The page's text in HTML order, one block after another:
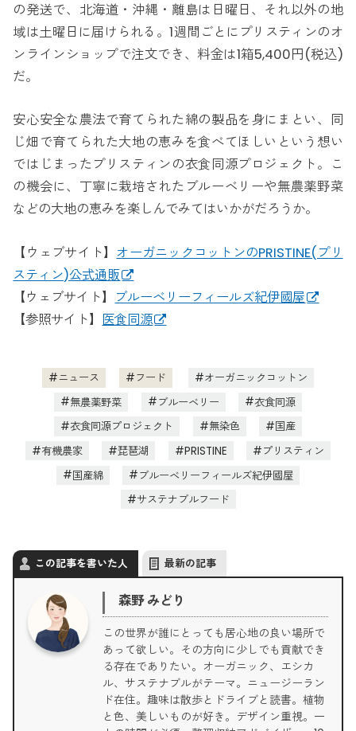
の発送で、北海道・沖縄・離島は日曜日、それ以外の地
域は土曜日に届けられる。1週間ごとにプリスティンのオ
ンラインショップで注文でき、料金は1箱5,400円(税込)
だ。
安心安全な農法で育てられた綿の製品を身にまとい、同
じ畑で育てられた大地の恵みを食べてほしいという想い
ではじまったプリスティンの衣食同源プロジェクト。こ
の機会に、丁寧に栽培されたブルーベリーや無農薬野菜
などの大地の恵みを楽しんでみてはいかがだろうか。
【ウェブサイト】 オーガニックコットンのPRISTINE(プリ
スティン)公式通販
【ウェブサイト】
ブルーベリーフィールズ紀伊國屋
【参照サイト】 医食同源
ニュース フード
オーガニックコットン
無農薬野菜
ブルーベリー
衣食同源
衣食同源プロジェクト
無染色
国産
有機農家
琵琶湖 PRISTINE
プリスティン
国産綿
ブルーベリーフィールズ紀伊國屋
サステナブルフード
この記事を書いた人 最新の記事
森野 みどり
この世界が誰にとっても居心地の良い場所で
あって欲しい。その方向に少しでも貢献でき
る存在でありたい。オーガニック、エシカ
ル、サステナブルがテーマ。ニュージーラン
ド在住。趣味は散歩とドライブと読書。植物
と色、美しいものが好き。デザイン重視。一